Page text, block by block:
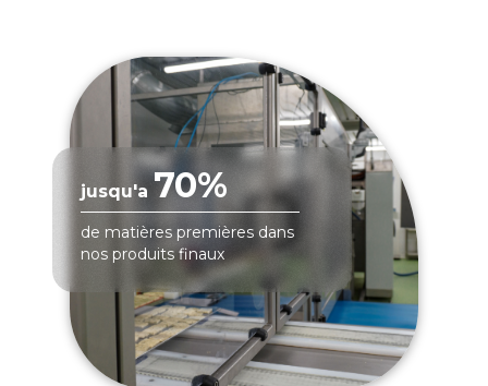
jusqu'a 70%
de matières premières dans
nos produits finaux